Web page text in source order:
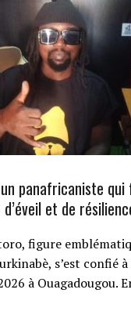
panafricaniste
et de
figure
s’est confié
à Ouagadougou.